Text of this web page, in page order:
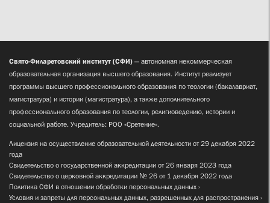
Свято-Филаретовский институт (СФИ) — автономная некоммерческая
образовательная организация высшего образования. Институт реализует
программы высшего профессионального образования по теологии (бакалавриат,
магистратура) и истории (магистратура), а также дополнительного
профессионального образования по теологии, религиоведению, истории и
социальной работе. Учредитель: РОО «Сретение».
Лицензия на осуществление образовательной деятельности от 29 декабря 2022
года
Свидетельство о государственной аккредитации от 26 января 2023 года
Свидетельство о церковной аккредитации № 26 от 1 декабря 2022 года
Политика СФИ в отношении обработки персональных данных
Условия и запреты для персональных данных, разрешенных для распространения